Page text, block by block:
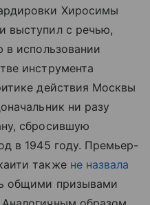
Хиросимы
выступил с речью,
использовании
инструмента
действия Москвы
ни разу
сбросившую
в 1945 году. Премьер-
также не назвала
общими призывами